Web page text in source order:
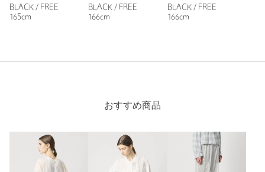
BLACK / FREE
165cm
BLACK / FREE
166cm
BLACK / FREE
166cm
おすすめ商品